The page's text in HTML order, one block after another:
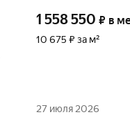
1 558 550 ₽ в
10 675 ₽ за м²
27 июля 2026